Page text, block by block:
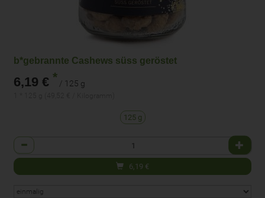
b*gebrannte Cashews süss geröstet
6,19 € * / 125 g
125 g
Anzahl
6,19 €